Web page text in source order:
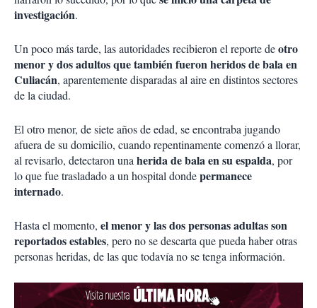
investigación.
Un poco más tarde, las autoridades recibieron el reporte deotro
menor y dos adultos que también fueron heridos de bala en
Culiacán, aparentemente disparadas al aire en distintos sectores
de la ciudad.
El otro menor, de siete años de edad, se encontraba jugando
afuera de su domicilio, cuando repentinamente comenzó a llorar,
al revisarlo, detectaron unaherida de bala en su espalda, por
lo que fue trasladado a un hospital dondepermanece
internado.
Hasta el momento, el menor y las dos personas adultas son
reportados estables, pero no se descarta que pueda haber otras
personas heridas, de las que todavía no se tenga información.